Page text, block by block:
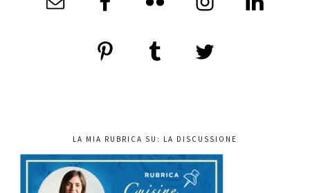
LA MIA RUBRICA SU: LA DISCUSSIONE